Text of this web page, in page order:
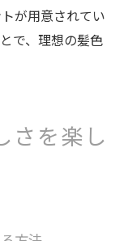
が用意されてい
で、理想の髪色
さを楽し